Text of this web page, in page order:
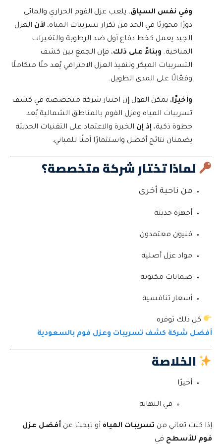
وفي نفس السياق، يلعب عزل الفوم الحراري والمائي
دورًا محوريًا في الحد من تكرار تسريبات المياه، لأن العزل
الجيد يعمل كخط دفاع أول ضد الرطوبة والتغيرات
المناخية. وبناءً على ذلك، فإن الجمع بين كشف
التسريبات المبكر وتنفيذ العزل الاحترافي يُعد حلًا متكاملًا
وفعّالًا على المدى الطويل.
وأخيرًا، يمكن القول إن اختيار شركة متخصصة في كشف
تسريبات المياه وعزل الفوم بالمناطق الشمالية يُعد
خطوة ذكية، إذ إن الخبرة والاعتماد على التقنيات الحديثة
يضمنان نتائج أفضل واستثمارًا آمنًا للمباني.
لماذا تختار شركة متخصصة؟
من ناحية أخرى
أجهزة حديثة
فنيون معتمدون
مواد عزل أصلية
ضمانات مكتوبة
أسعار تنافسية
كل ذلك توفره
أفضل شركة كشف تسريبات وعزل فوم بالسعودية
الخلاصة
أخيرًا
في النهاية
إذا كنت تعاني من تسريبات المياه أو تبحث عن أفضل عزل
فوم للأسطح في